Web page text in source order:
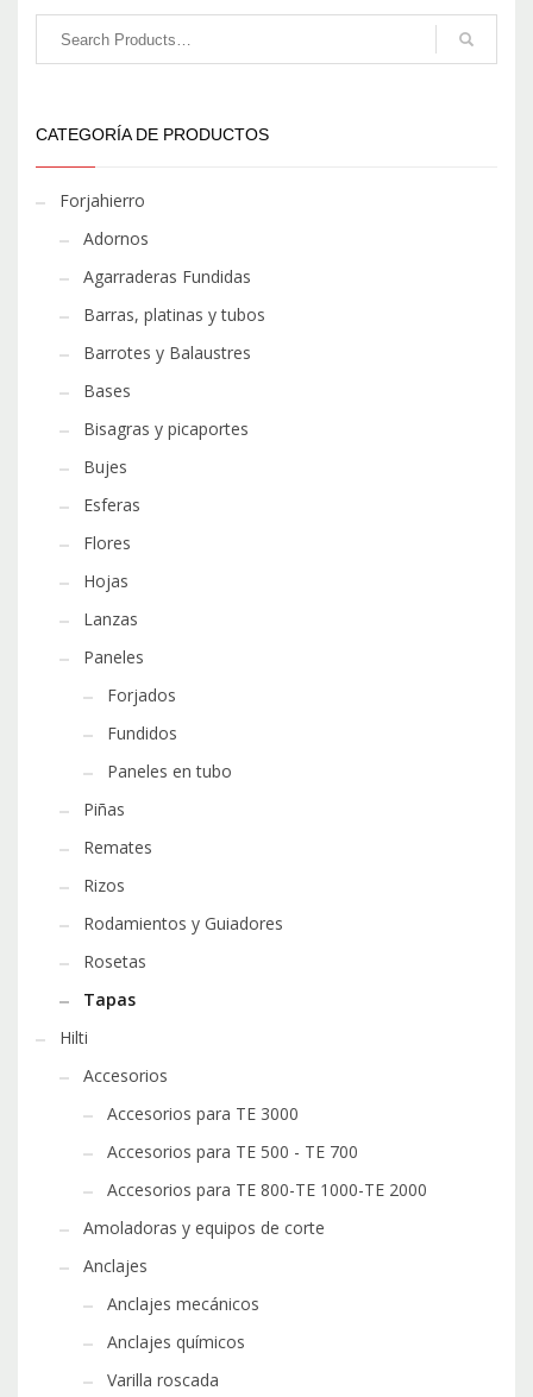
CATEGORÍA DE PRODUCTOS
Forjahierro
Adornos
Agarraderas Fundidas
Barras, platinas y tubos
Barrotes y Balaustres
Bases
Bisagras y picaportes
Bujes
Esferas
Flores
Hojas
Lanzas
Paneles
Forjados
Fundidos
Paneles en tubo
Piñas
Remates
Rizos
Rodamientos y Guiadores
Rosetas
Tapas
Hilti
Accesorios
Accesorios para TE 3000
Accesorios para TE 500 - TE 700
Accesorios para TE 800-TE 1000-TE 2000
Amoladoras y equipos de corte
Anclajes
Anclajes mecánicos
Anclajes químicos
Varilla roscada